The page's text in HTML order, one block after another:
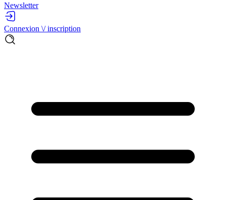
Newsletter
Connexion \/ inscription